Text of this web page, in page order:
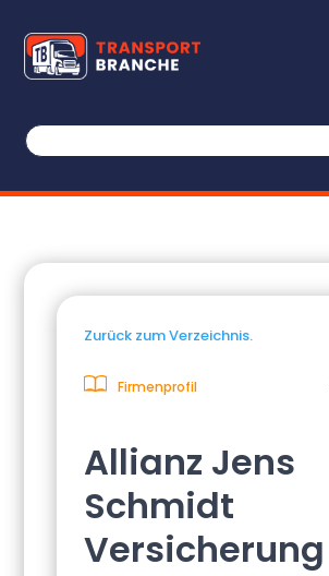
Zurück zum Verzeichnis.
Firmenprofil
Allianz Jens
Schmidt
Versicherung